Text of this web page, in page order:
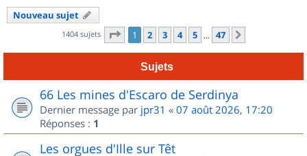
Nouveau sujet
1404 sujets Page 1sur
1 2 3 4 5 … 47
Sujets
66 Les mines d'Escaro de Serdinya
Dernier message par jpr31 « 07 août 2026, 17:20
Réponses : 1
Les orgues d'Ille sur Têt